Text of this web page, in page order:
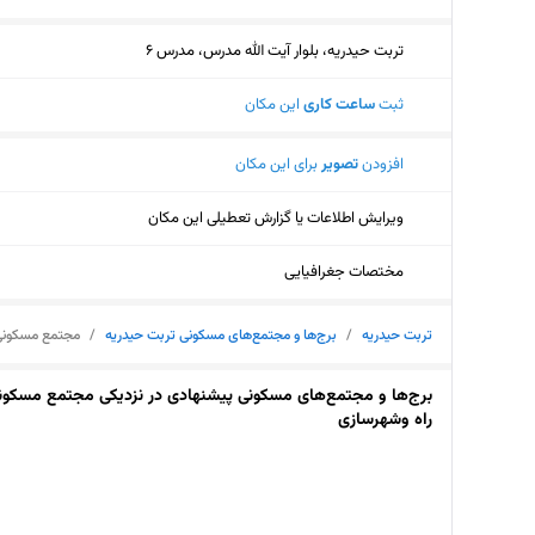
تربت حیدریه، بلوار آیت الله مدرس، مدرس 6
ثبتساعت کاری این مکان
افزودنتصویربرای این مکان
ویرایش اطلاعات یا گزارش تعطیلی این مکان
مختصات جغرافیایی
تربت حیدریه / برج‌ها و مجتمع‌های مسکونی تربت حیدریه / مجتمع
برج‌ها و مجتمع‌های مسکونی پیشنهادی در نزدیکی مجتمع
راه وشهرسازی